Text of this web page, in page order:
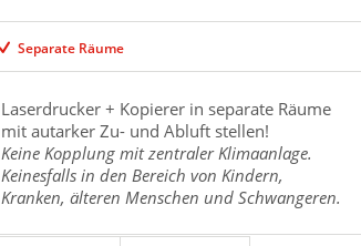
Separate Räume
Laserdrucker + Kopierer in separate Räume
mit autarker Zu- und Abluft stellen!
Keine Kopplung mit zentraler Klimaanlage.
Keinesfalls in den Bereich von Kindern,
Kranken, älteren Menschen und Schwangeren.